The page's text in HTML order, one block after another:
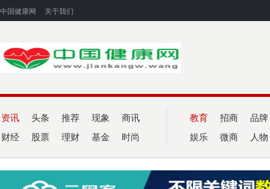
中国健康网 关于我们
资讯 头条 推荐 现象 商讯
财经 股票 理财 基金 时尚
教育 招商 品牌
娱乐 微商 人物